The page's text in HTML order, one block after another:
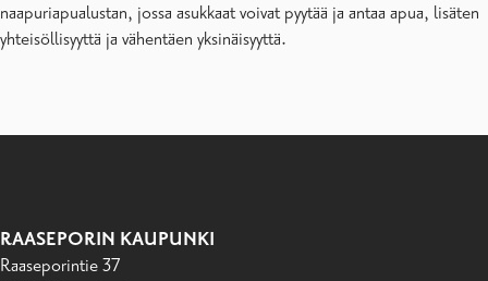
naapuriapualustan, jossa asukkaat voivat pyytää ja antaa apua, lisäten
yhteisöllisyyttä ja vähentäen yksinäisyyttä.
RAASEPORIN KAUPUNKI
Raaseporintie 37